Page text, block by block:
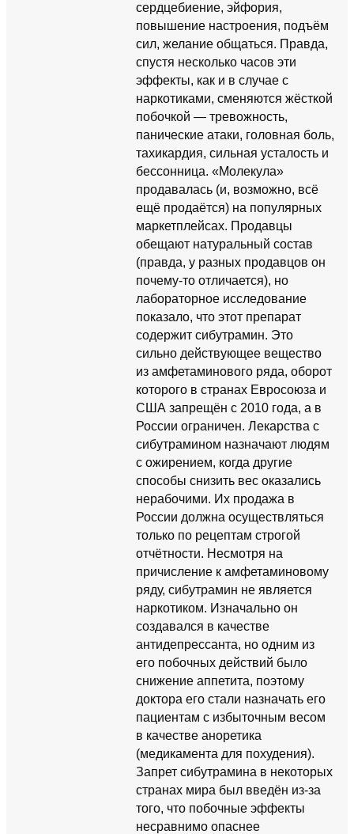
сердцебиение, эйфория,
повышение настроения, подъём
сил, желание общаться. Правда,
спустя несколько часов эти
эффекты, как и в случае с
наркотиками, сменяются жёсткой
побочкой — тревожность,
панические атаки, головная боль,
тахикардия, сильная усталость и
бессонница. «Молекула»
продавалась (и, возможно, всё
ещё продаётся) на популярных
маркетплейсах. Продавцы
обещают натуральный состав
(правда, у разных продавцов он
почему-то отличается), но
лабораторное исследование
показало, что этот препарат
содержит сибутрамин. Это
сильно действующее вещество
из амфетаминового ряда, оборот
которого в странах Евросоюза и
США запрещён с 2010 года, а в
России ограничен. Лекарства с
сибутрамином назначают людям
с ожирением, когда другие
способы снизить вес оказались
нерабочими. Их продажа в
России должна осуществляться
только по рецептам строгой
отчётности. Несмотря на
причисление к амфетаминовому
ряду, сибутрамин не является
наркотиком. Изначально он
создавался в качестве
антидепрессанта, но одним из
его побочных действий было
снижение аппетита, поэтому
доктора его стали назначать его
пациентам с избыточным весом
в качестве аноретика
(медикамента для похудения).
Запрет сибутрамина в некоторых
странах мира был введён из-за
того, что побочные эффекты
несравнимо опаснее